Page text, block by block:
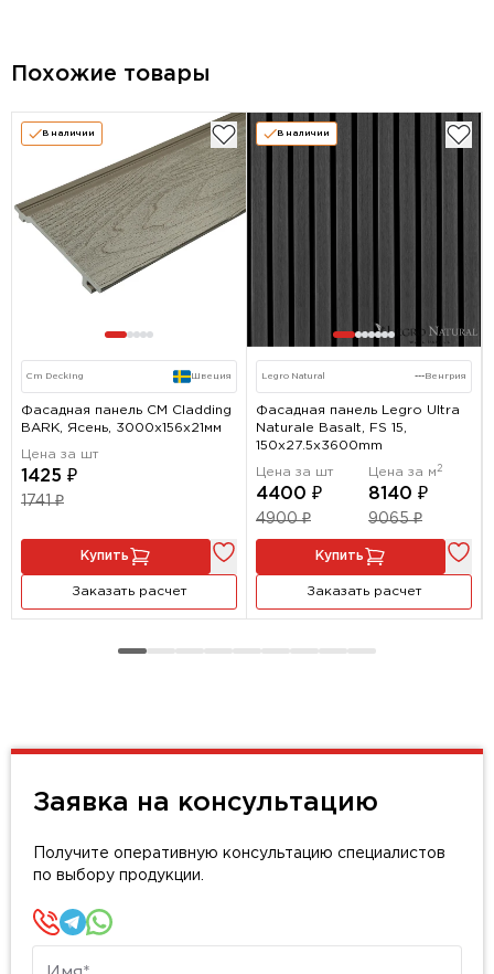
Похожие товары
В наличии
Cm Decking Швеция
Фасадная панель CM Cladding
BARK, Ясень, 3000х156х21мм
Цена за шт
1425 ₽
1741 ₽
Купить
Заказать расчет
В наличии
Legro Natural --- Венгрия
Фасадная панель Legro Ultra
Naturale Basalt, FS 15,
150х27.5х3600mm
Цена за шт
4400 ₽
4900 ₽
Цена за м 2
8140 ₽
9065 ₽
Купить
Заказать расчет
Заявка на консультацию
Получите оперативную консультацию специалистов
по выбору продукции.